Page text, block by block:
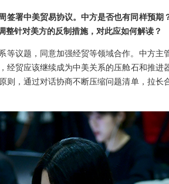
签署中美贸易协议。中方是否也有同样预
整针对美方的反制措施，对此应如何解读？
议题，同意加强经贸等领域合作。中方主
经贸应该继续成为中美关系的压舱石和推进
则，通过对话协商不断压缩问题清单，拉长